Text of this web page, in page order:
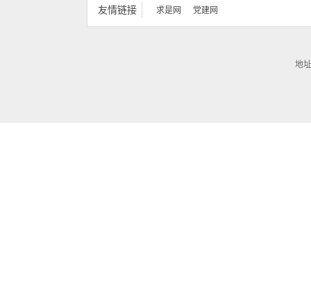
友情链接 求是网 党建网
地